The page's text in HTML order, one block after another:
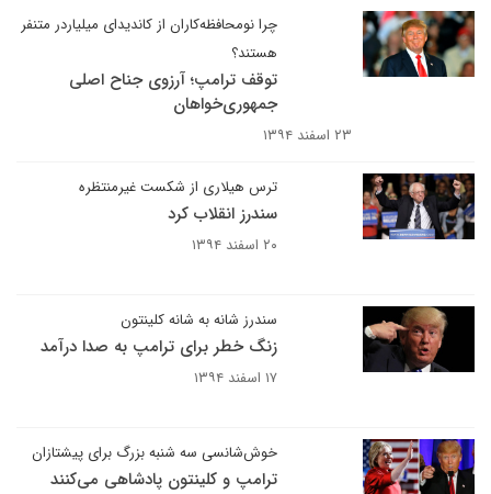
چرا نومحافظه‌کاران از کاندیدای میلیاردر متنفر
هستند؟
توقف ترامپ؛ آرزوی جناح اصلی
جمهوری‌خواهان
۲۳ اسفند ۱۳۹۴
ترس هیلاری از شکست غیرمنتظره
سندرز انقلاب کرد
۲۰ اسفند ۱۳۹۴
سندرز شانه به شانه کلینتون
زنگ خطر برای ترامپ به صدا درآمد
۱۷ اسفند ۱۳۹۴
خوش‌شانسی سه شنبه بزرگ برای پیشتازان
ترامپ و کلینتون پادشاهی می‌کنند